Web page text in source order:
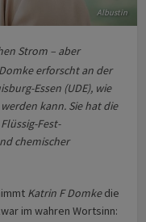
Albustin
Strom – aber
erforscht an der
Essen (UDE), wie
kann. Sie hat die
Fest-
chemischer
Katrin F Domkedie
im wahren Wortsinn: